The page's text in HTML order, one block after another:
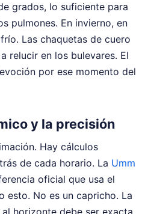
grados, lo suficiente para
pulmones. En invierno, en
Las chaquetas de cuero
relucir en los bulevares. El
por ese momento del
y la precisión
Hay cálculos
de cada horario. La Umm
oficial que usa el
esto. No es un capricho. La